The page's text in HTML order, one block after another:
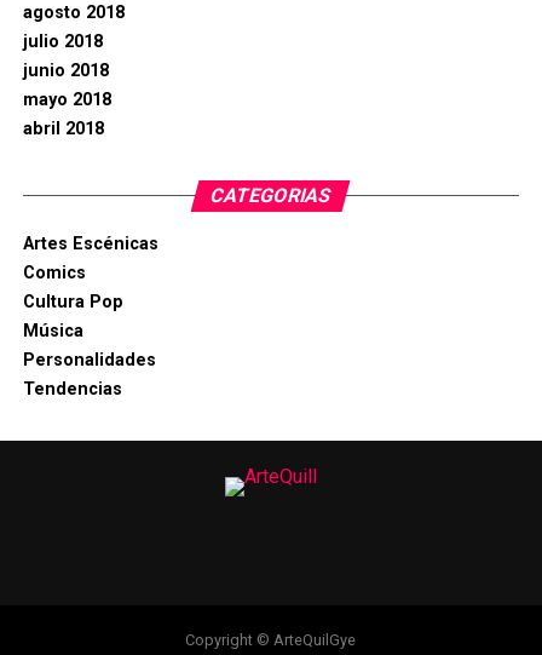
agosto 2018
julio 2018
junio 2018
mayo 2018
abril 2018
CATEGORIAS
Artes Escénicas
Comics
Cultura Pop
Música
Personalidades
Tendencias
Copyright © ArteQuilGye